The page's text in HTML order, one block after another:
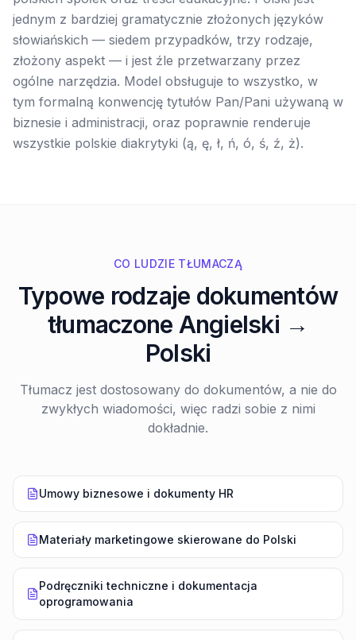
jednym z bardziej gramatycznie złożonych języków
słowiańskich — siedem przypadków, trzy rodzaje,
złożony aspekt — i jest źle przetwarzany przez
ogólne narzędzia. Model obsługuje to wszystko, w
tym formalną konwencję tytułów Pan/Pani używaną w
biznesie i administracji, oraz poprawnie renderuje
wszystkie polskie diakrytyki (ą, ę, ł, ń, ó, ś, ź, ż).
CO LUDZIE TŁUMACZĄ
Typowe rodzaje dokumentów
tłumaczone Angielski →
Polski
Tłumacz jest dostosowany do dokumentów, a nie do
zwykłych wiadomości, więc radzi sobie z nimi
dokładnie.
Umowy biznesowe i dokumenty HR
Materiały marketingowe skierowane do Polski
Podręczniki techniczne i dokumentacja
oprogramowania